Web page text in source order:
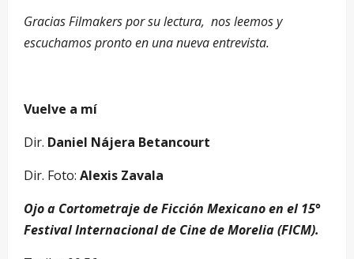
Gracias Filmakers por su lectura, nos leemos y
escuchamos pronto en una nueva entrevista.
Vuelve a mí
Dir. Daniel Nájera Betancourt
Dir. Foto: Alexis Zavala
Ojo a Cortometraje de Ficción Mexicano en el 15°
Festival Internacional de Cine de Morelia (FICM).